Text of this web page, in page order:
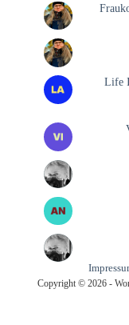
Life
Copyright © 2026 -